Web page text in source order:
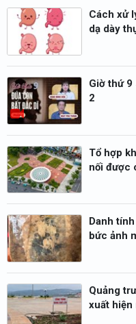
Cách xử
dạ dày
Giờ thứ 9
2
Tổ hợp
nối được
Danh
bức ảnh
Quảng
xuất hiện